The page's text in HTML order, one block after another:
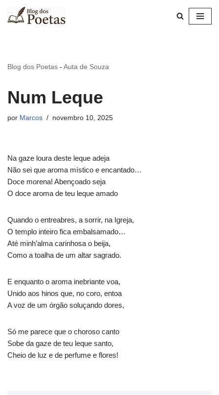
Pular
Blog dos Poetas - Auta de Souza
Num Leque
por Marcos novembro 10, 2025
Na gaze loura deste leque adeja
Não sei que aroma místico e encantado…
Doce morena! Abençoado seja
O doce aroma de teu leque amado
Quando o entreabres, a sorrir, na Igreja,
O templo inteiro fica embalsamado…
Até minh’alma carinhosa o beija,
Como a toalha de um altar sagrado.
E enquanto o aroma inebriante voa,
Unido aos hinos que, no coro, entoa
A voz de um órgão soluçando dores,
Só me parece que o choroso canto
Sobe da gaze de teu leque santo,
Cheio de luz e de perfume e flores!